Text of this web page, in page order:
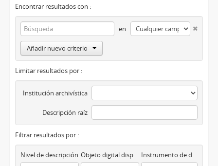
Encontrar resultados con :
en
Añadir nuevo criterio
Limitar resultados por :
Institución archivística
Descripción raíz
Filtrar resultados por :
Nivel de descripción Objeto digital disponibles Instrumento de descripción